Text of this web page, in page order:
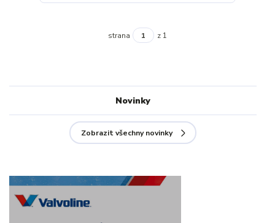
strana z 1
Novinky
Zobrazit všechny novinky